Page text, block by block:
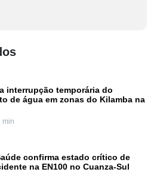
interrupção temporária do
de água em zonas do Kilamba na
min
confirma estado crítico de
na EN100 no Cuanza-Sul